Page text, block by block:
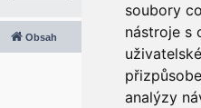
soubory
nástroje s
analýzy
Obsah
2020 ©
Založeno naphpBB®
Český